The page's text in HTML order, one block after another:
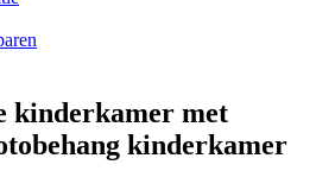
kinderkamer met
kinderkamer